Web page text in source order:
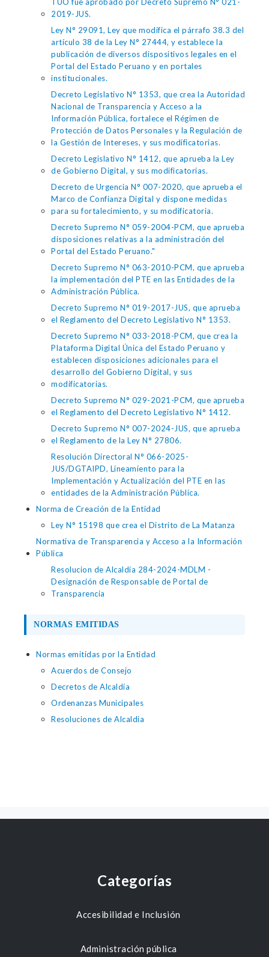
2019-JUS.
Ley N° 29091, Ley que modifica el párrafo 38.3 del
artículo 38 de la Ley N° 27444, y establece la
publicación de diversos dispositivos legales en el
Portal del Estado Peruano y en portales
institucionales.
Decreto Legislativo N° 1353, que crea la Autoridad
Nacional de Transparencia y Acceso a la
Información Pública, fortalece el Régimen de
Protección de Datos Personales y la Regulación de
la Gestión de Intereses, y sus modificatorias.
Decreto Legislativo N° 1412, que aprueba la Ley
de Gobierno Digital, y sus modificatorias.
Decreto de Urgencia N° 007-2020, que aprueba el
Marco de Confianza Digital y dispone medidas
para su fortalecimiento, y su modificatoria.
Decreto Supremo N° 059-2004-PCM, que aprueba
disposiciones relativas a la administración del
Portal del Estado Peruano."
Decreto Supremo N° 063-2010-PCM, que aprueba
la implementación del PTE en las Entidades de la
Administración Pública.
Decreto Supremo N° 019-2017-JUS, que aprueba
el Reglamento del Decreto Legislativo N° 1353.
Decreto Supremo N° 033-2018-PCM, que crea la
Plataforma Digital Única del Estado Peruano y
establecen disposiciones adicionales para el
desarrollo del Gobierno Digital, y sus
modificatorias.
Decreto Supremo N° 029-2021-PCM, que aprueba
el Reglamento del Decreto Legislativo N° 1412.
Decreto Supremo N° 007-2024-JUS, que aprueba
el Reglamento de la Ley N° 27806.
Resolución Directoral N° 066-2025-
JUS/DGTAIPD, Lineamiento para la
Implementación y Actualización del PTE en las
entidades de la Administración Pública.
Norma de Creación de la Entidad
Ley N° 15198 que crea el Distrito de La Matanza
Normativa de Transparencia y Acceso a la Información
Pública
Resolucion de Alcaldia 284-2024-MDLM -
Designación de Responsable de Portal de
Transparencia
NORMAS EMITIDAS
Normas emitidas por la Entidad
Acuerdos de Consejo
Decretos de Alcaldía
Ordenanzas Municipales
Resoluciones de Alcaldia
Categorías
Accesibilidad e Inclusión
Administración pública